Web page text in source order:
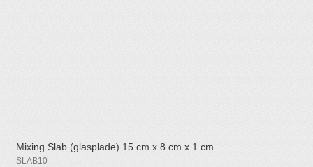
Mixing Slab (glasplade) 15 cm x 8 cm x 1 cm
SLAB10